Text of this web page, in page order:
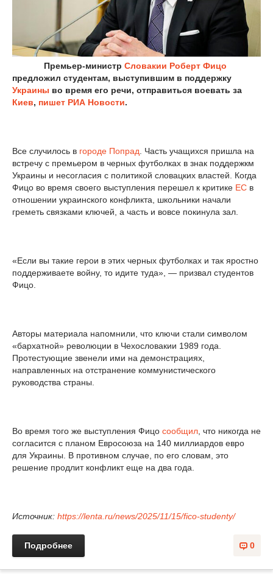
Премьер-министр Словакии Роберт Фицо
предложил студентам, выступившим в поддержку
Украины во время его речи, отправиться воевать за
Киев, пишет РИА Новости.
Все случилось в городе Попрад . Часть учащихся пришла на
встречу с премьером в черных футболках в знак поддержкм
Украины и несогласия с политикой словацких властей. Когда
Фицо во время своего выступления перешел к критике ЕС в
отношении украинского конфликта, школьники начали
греметь связками ключей, а часть и вовсе покинула зал.
«Если вы такие герои в этих черных футболках и так яростно
поддерживаете войну, то идите туда», — призвал студентов
Фицо.
Авторы материала напомнили, что ключи стали символом
«бархатной» революции в Чехословакии 1989 года.
Протестующие звенели ими на демонстрациях,
направленных на отстранение коммунистического
руководства страны.
Во время того же выступления Фицо сообщил , что никогда не
согласится с планом Евросоюза на 140 миллиардов евро
для Украины. В противном случае, по его словам, это
решение продлит конфликт еще на два года.
Источник: https://lenta.ru/news/2025/11/15/fico-studenty/
0
Подробнее